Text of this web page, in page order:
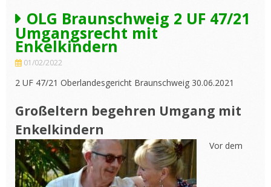
OLG Braunschweig 2 UF 47/21
Umgangsrecht mit
Enkelkindern
01/02/2022
2 UF 47/21 Oberlandesgericht Braunschweig 30.06.2021
Großeltern begehren Umgang mit
Enkelkindern
Vor dem